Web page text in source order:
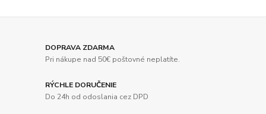
DOPRAVA ZDARMA
Pri nákupe nad 50€ poštovné neplatíte.
RÝCHLE DORUČENIE
Do 24h od odoslania cez DPD